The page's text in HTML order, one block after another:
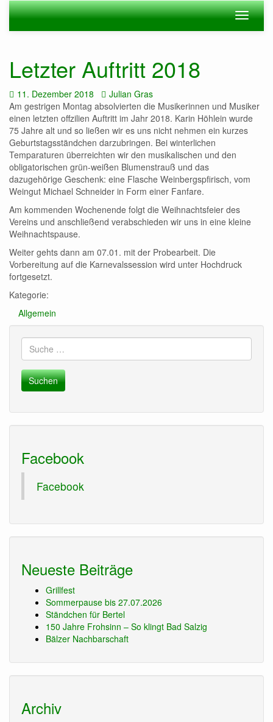
Zum
Hauptinhalt
springen
Navigation
ein-/
Letzter Auftritt 2018
Datum:
11. Dezember 2018 Autor:
Julian Gras
Am gestrigen Montag absolvierten die Musikerinnen und Musiker
einen letzten offzilien Auftritt im Jahr 2018. Karin Höhlein wurde
75 Jahre alt und so ließen wir es uns nicht nehmen ein kurzes
Geburtstagsständchen darzubringen. Bei winterlichen
Temparaturen überreichten wir den musikalischen und den
obligatorischen grün-weißen Blumenstrauß und das
dazugehörige Geschenk: eine Flasche Weinbergspfirisch, vom
Weingut Michael Schneider in Form einer Fanfare.
Am kommenden Wochenende folgt die Weihnachtsfeier des
Vereins und anschließend verabschieden wir uns in eine kleine
Weihnachtspause.
Weiter gehts dann am 07.01. mit der Probearbeit. Die
Vorbereitung auf die Karnevalssession wird unter Hochdruck
fortgesetzt.
Kategorie:
Allgemein
Suche
nach:
Facebook
Facebook
Neueste Beiträge
Grillfest
Sommerpause bis 27.07.2026
Ständchen für Bertel
150 Jahre Frohsinn – So klingt Bad Salzig
Bälzer Nachbarschaft
Archiv